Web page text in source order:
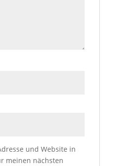
und Website in
meinen nächsten